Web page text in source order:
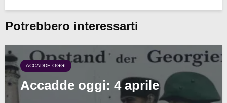
Potrebbero interessarti
ACCADDE OGGI
Accadde oggi: 4 aprile